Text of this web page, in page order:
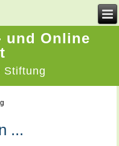
und Online
Stiftung
...